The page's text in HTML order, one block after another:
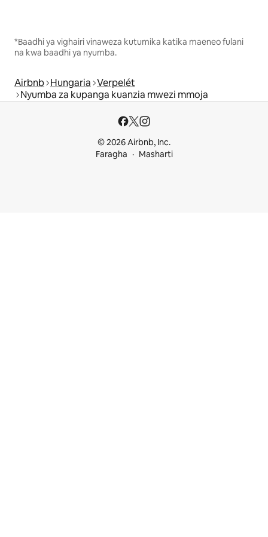
*Baadhi ya vighairi vinaweza kutumika katika maeneo fulani
na kwa baadhi ya nyumba.
Airbnb Hungaria Verpelét
Nyumba za kupanga kuanzia mwezi mmoja
© 2026 Airbnb, Inc.
Faragha
Masharti